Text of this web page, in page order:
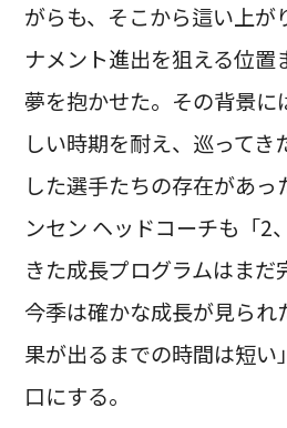
がらも、そこから這い上が
ナメント進出を狙える位置
夢を抱かせた。その背景に
しい時期を耐え、巡ってき
した選手たちの存在があっ
ンセン ヘッドコーチも「2
きた成長プログラムはまだ
今季は確かな成長が見ら
果が出るまでの時間は短い
口にする。